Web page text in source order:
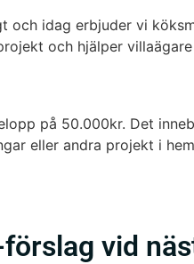
och idag erbjuder vi
och hjälper
på 50.000kr. Det
eller andra projekt i
vid